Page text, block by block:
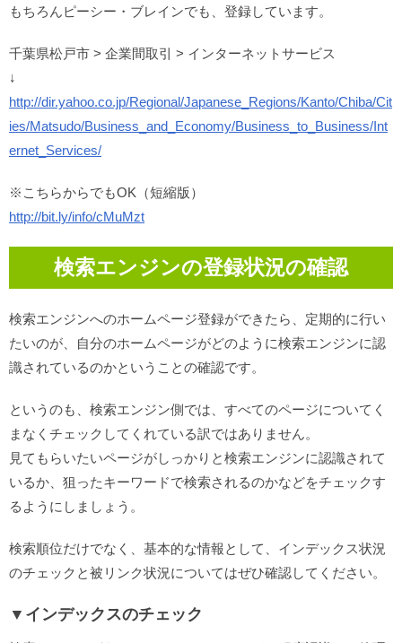
もちろんピーシー・ブレインでも、登録しています。
千葉県松戸市 > 企業間取引 > インターネットサービス
↓
http://dir.yahoo.co.jp/Regional/Japanese_Regions/Kanto/Chiba/Cit
ies/Matsudo/Business_and_Economy/Business_to_Business/Int
ernet_Services/
※こちらからでもOK（短縮版）
http://bit.ly/info/cMuMzt
検索エンジンの登録状況の確認
検索エンジンへのホームページ登録ができたら、定期的に行い
たいのが、自分のホームページがどのように検索エンジンに認
識されているのかということの確認です。
というのも、検索エンジン側では、すべてのページについてく
まなくチェックしてくれている訳ではありません。
見てもらいたいページがしっかりと検索エンジンに認識されて
いるか、狙ったキーワードで検索されるのかなどをチェックす
るようにしましょう。
検索順位だけでなく、基本的な情報として、インデックス状況
のチェックと被リンク状況についてはぜひ確認してください。
▼インデックスのチェック